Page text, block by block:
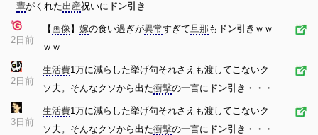
輩がくれた出産祝いに ドン引き
2日前
【画像】 嫁の食い過ぎが異常すぎて旦那 も ドン引き ｗｗ
ｗｗ
2日前
生活費1万に減らした挙げ句それさえも渡してこないク
ソ夫。そんなクソから出た衝撃の一言に ドン引き ・・・
3日前
生活費1万に減らした挙げ句それさえも渡してこないク
ソ夫。そんなクソから出た衝撃の一言に ドン引き ・・・